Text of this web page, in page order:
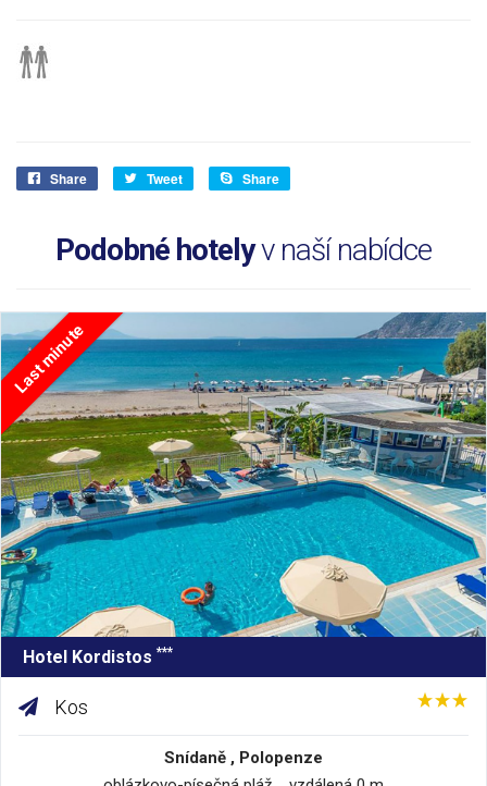
Share Tweet Share
Podobné hotelyv naší nabídce
Last minute
Hotel Kordistos ***
Kos
Snídaně , Polopenze